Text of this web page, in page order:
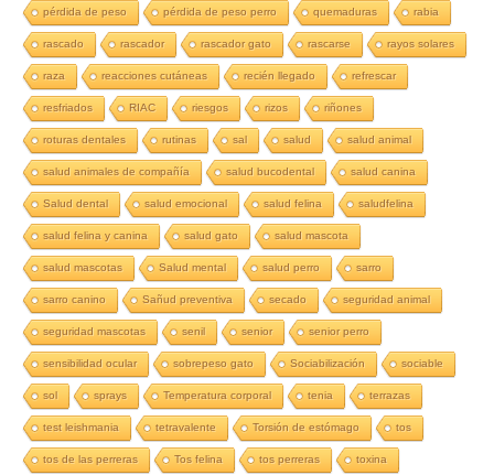
pérdida de peso pérdida de peso perro quemaduras rabia
rascado rascador rascador gato rascarse rayos solares
raza reacciones cutáneas recién llegado refrescar
resfriados RIAC riesgos rizos riñones
roturas dentales rutinas sal salud salud animal
salud animales de compañía salud bucodental salud canina
Salud dental salud emocional salud felina saludfelina
salud felina y canina salud gato salud mascota
salud mascotas Salud mental salud perro sarro
sarro canino Sañud preventiva secado seguridad animal
seguridad mascotas senil senior senior perro
sensibilidad ocular sobrepeso gato Sociabilización sociable
sol sprays Temperatura corporal tenia terrazas
test leishmania tetravalente Torsión de estómago tos
tos de las perreras Tos felina tos perreras toxina